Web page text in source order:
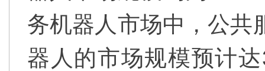
务机器人市场中，公共
器人的市场规模预计